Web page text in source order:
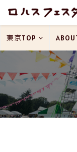
東京TOP